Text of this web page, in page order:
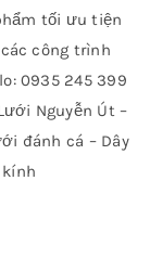
tối ưu tiện
công trình
0935 245 399
Nguyễn Út –
đánh cá – Dây